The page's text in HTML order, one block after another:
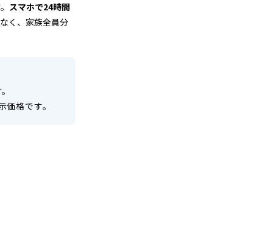
スマホで24時間
く、家族全員分
価格です。